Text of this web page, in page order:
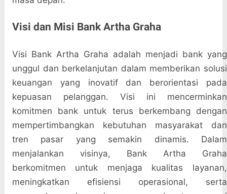
Visi dan Misi Bank Artha Graha
Visi Bank Artha Graha adalah menjadi bank yang
unggul dan berkelanjutan dalam memberikan solusi
keuangan yang inovatif dan berorientasi pada
kepuasan pelanggan. Visi ini mencerminkan
komitmen bank untuk terus berkembang dengan
mempertimbangkan kebutuhan masyarakat dan
tren pasar yang semakin dinamis. Dalam
menjalankan visinya, Bank Artha Graha
berkomitmen untuk menjaga kualitas layanan,
meningkatkan efisiensi operasional, serta